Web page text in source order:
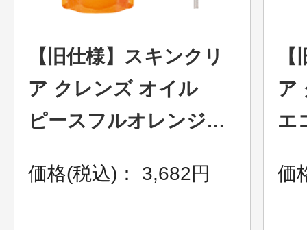
【旧仕様】スキンクリ
ア クレンズ オイル
ピースフルオレンジの
ンプ付 ※在庫がなく
価格(税込)： 3,682円
ア
エ
次
価